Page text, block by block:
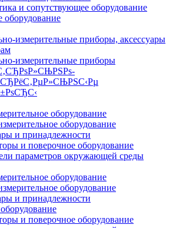
и сопутствующее оборудование
оборудование
измерительные приборы, аксессуары
измерительные приборы
оборудование
оборудование
и принадлежности
и поверочное оборудование
параметров окружающей среды
оборудование
оборудование
и принадлежности
и поверочное оборудование